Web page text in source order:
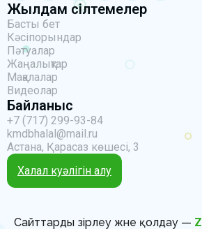
Жылдам сілтемелер
Басты бет
Кәсіпорындар
Пәтуалар
Жаңалықтар
Мақалалар
Видеолар
Байланыс
+7 (717) 299-93-84
kmdbhalal@mail.ru
Астана, Қарасаз көшесі, 3
Халал куәлігін алу
Сайттарды әзірлеу және қолдау —